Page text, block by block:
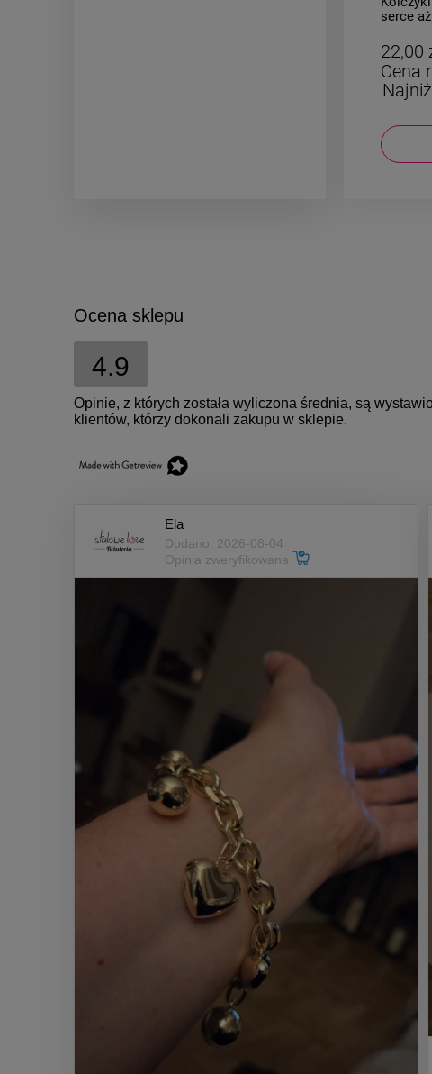
serce
22,00
Cena
Ocena sklepu
4.9
Opinie, z których została wyliczona średnia, są
klientów, którzy dokonali zakupu w sklepie.
Ela
Dodano: 2026-08-04
Opinia zweryfikowana